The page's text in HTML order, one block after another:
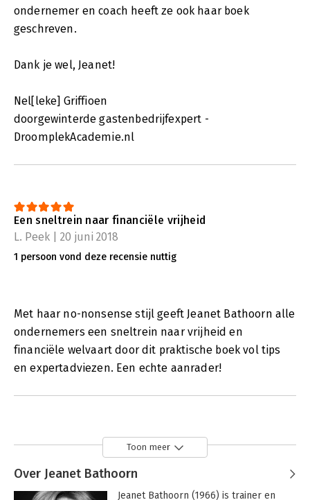
ondernemer en coach heeft ze ook haar boek
geschreven.
Dank je wel, Jeanet!
Nel[leke] Griffioen
doorgewinterde gastenbedrijfexpert -
DroomplekAcademie.nl
Een sneltrein naar financiële vrijheid
L. Peek | 20 juni 2018
1 persoon vond deze recensie nuttig
Met haar no-nonsense stijl geeft Jeanet Bathoorn alle
ondernemers een sneltrein naar vrijheid en
financiële welvaart door dit praktische boek vol tips
en expertadviezen. Een echte aanrader!
Toon meer
Over Jeanet Bathoorn
Jeanet Bathoorn (1966) is trainer en